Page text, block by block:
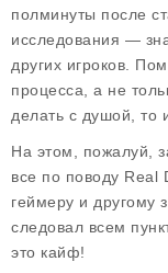
полминуты после
исследования —
других игроков.
процесса, а не
делать с душой, то
На этом, пожалуй,
все по поводу Real
геймеру и другому
следовал всем
это кайф!